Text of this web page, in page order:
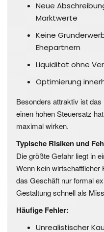
Neue
Marktwerte
Keine
Ehepartnern
Liquidität ohne
Optimierung
Besonders attraktiv ist
einen hohen Steuersatz
maximal wirken.
Typische Risiken und
Die größte Gefahr liegt in
Wenn kein wirtschaftlicher
das Geschäft nur formal
Gestaltung schnell als
Häufige Fehler:
Unrealistischer